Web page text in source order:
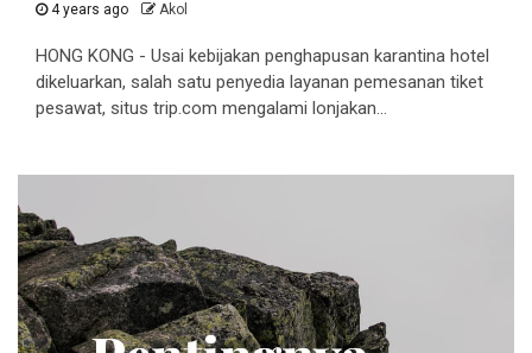
4 years ago Akol
HONG KONG - Usai kebijakan penghapusan karantina hotel
dikeluarkan, salah satu penyedia layanan pemesanan tiket
pesawat, situs trip.com mengalami lonjakan...